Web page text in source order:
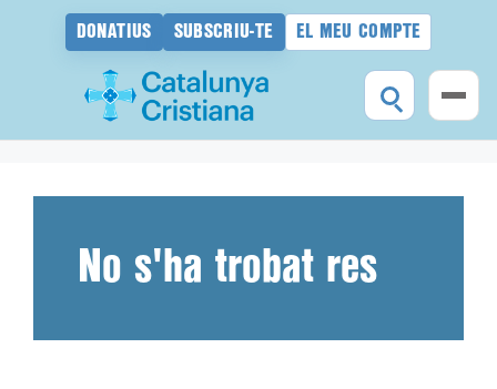
DONATIUS SUBSCRIU-TE EL MEU COMPTE
No s'ha trobat res